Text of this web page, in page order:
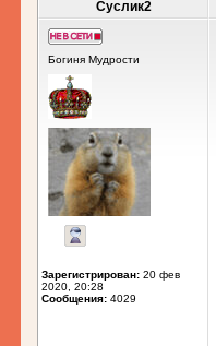
Суслик2
Богиня Мудрости
Зарегистрирован: 20 фев
2020, 20:28
Сообщения: 4029